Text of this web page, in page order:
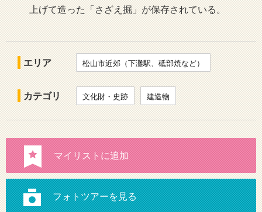
上げて造った「さざえ掘」が保存されている。
エリア 松山市近郊（下灘駅、砥部焼など）
カテゴリ 文化財・史跡 建造物